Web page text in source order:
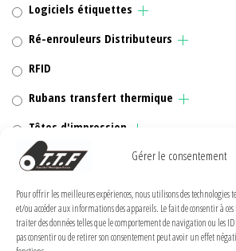
Gérer le consentement
Pour offrir les meilleures expériences, nous utilisons des technologies
et/ou accéder aux informations des appareils. Le fait de consentir à
traiter des données telles que le comportement de navigation ou les
pas consentir ou de retirer son consentement peut avoir un effet
Logiciels étiquettes
Ré-enrouleurs Distributeurs
RFID
Rubans transfert thermique
Têtes d'impression
MENTIONS LÉGALES
Politique de confidentialité